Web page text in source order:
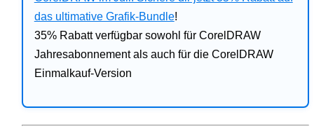
das ultimative Grafik-Bundle!
35% Rabatt verfügbar sowohl für CorelDRAW
Jahresabonnement als auch für die CorelDRAW
Einmalkauf-Version